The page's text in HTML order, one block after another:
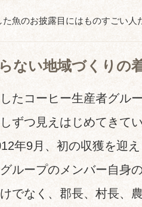
た魚のお披露目にはものすごい人
ない地域づくりの
たコーヒー生産者グル
ずつ見えはじめてきて
年9月、初の収獲を迎
ループのメンバー自身
でなく、郡長、村長、